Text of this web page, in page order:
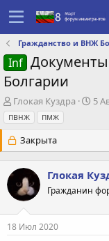
Гражданство и ВНЖ
Inf
Болгарии
А
в
т
о
р
е
м
ы
Глокая Куздра
Д
с
з
д
н
5
пвнж
пмж
Закрыта
Глокая
Гражданин
18 Июл 2020